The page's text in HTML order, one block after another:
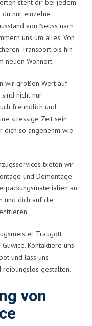
steht dir bei jedem
du nur einzelne
von Neuss nach
uns um alles. Von
Transport bis hin
neuen Wohnort.
wir großen Wert auf
nicht nur
freundlich und
stressige Zeit sein
dich so angenehm wie
bieten wir
und Demontage
an.
und dich auf die
Traugott
Kontaktiere uns
und lass uns
reibungslos gestalten.
von